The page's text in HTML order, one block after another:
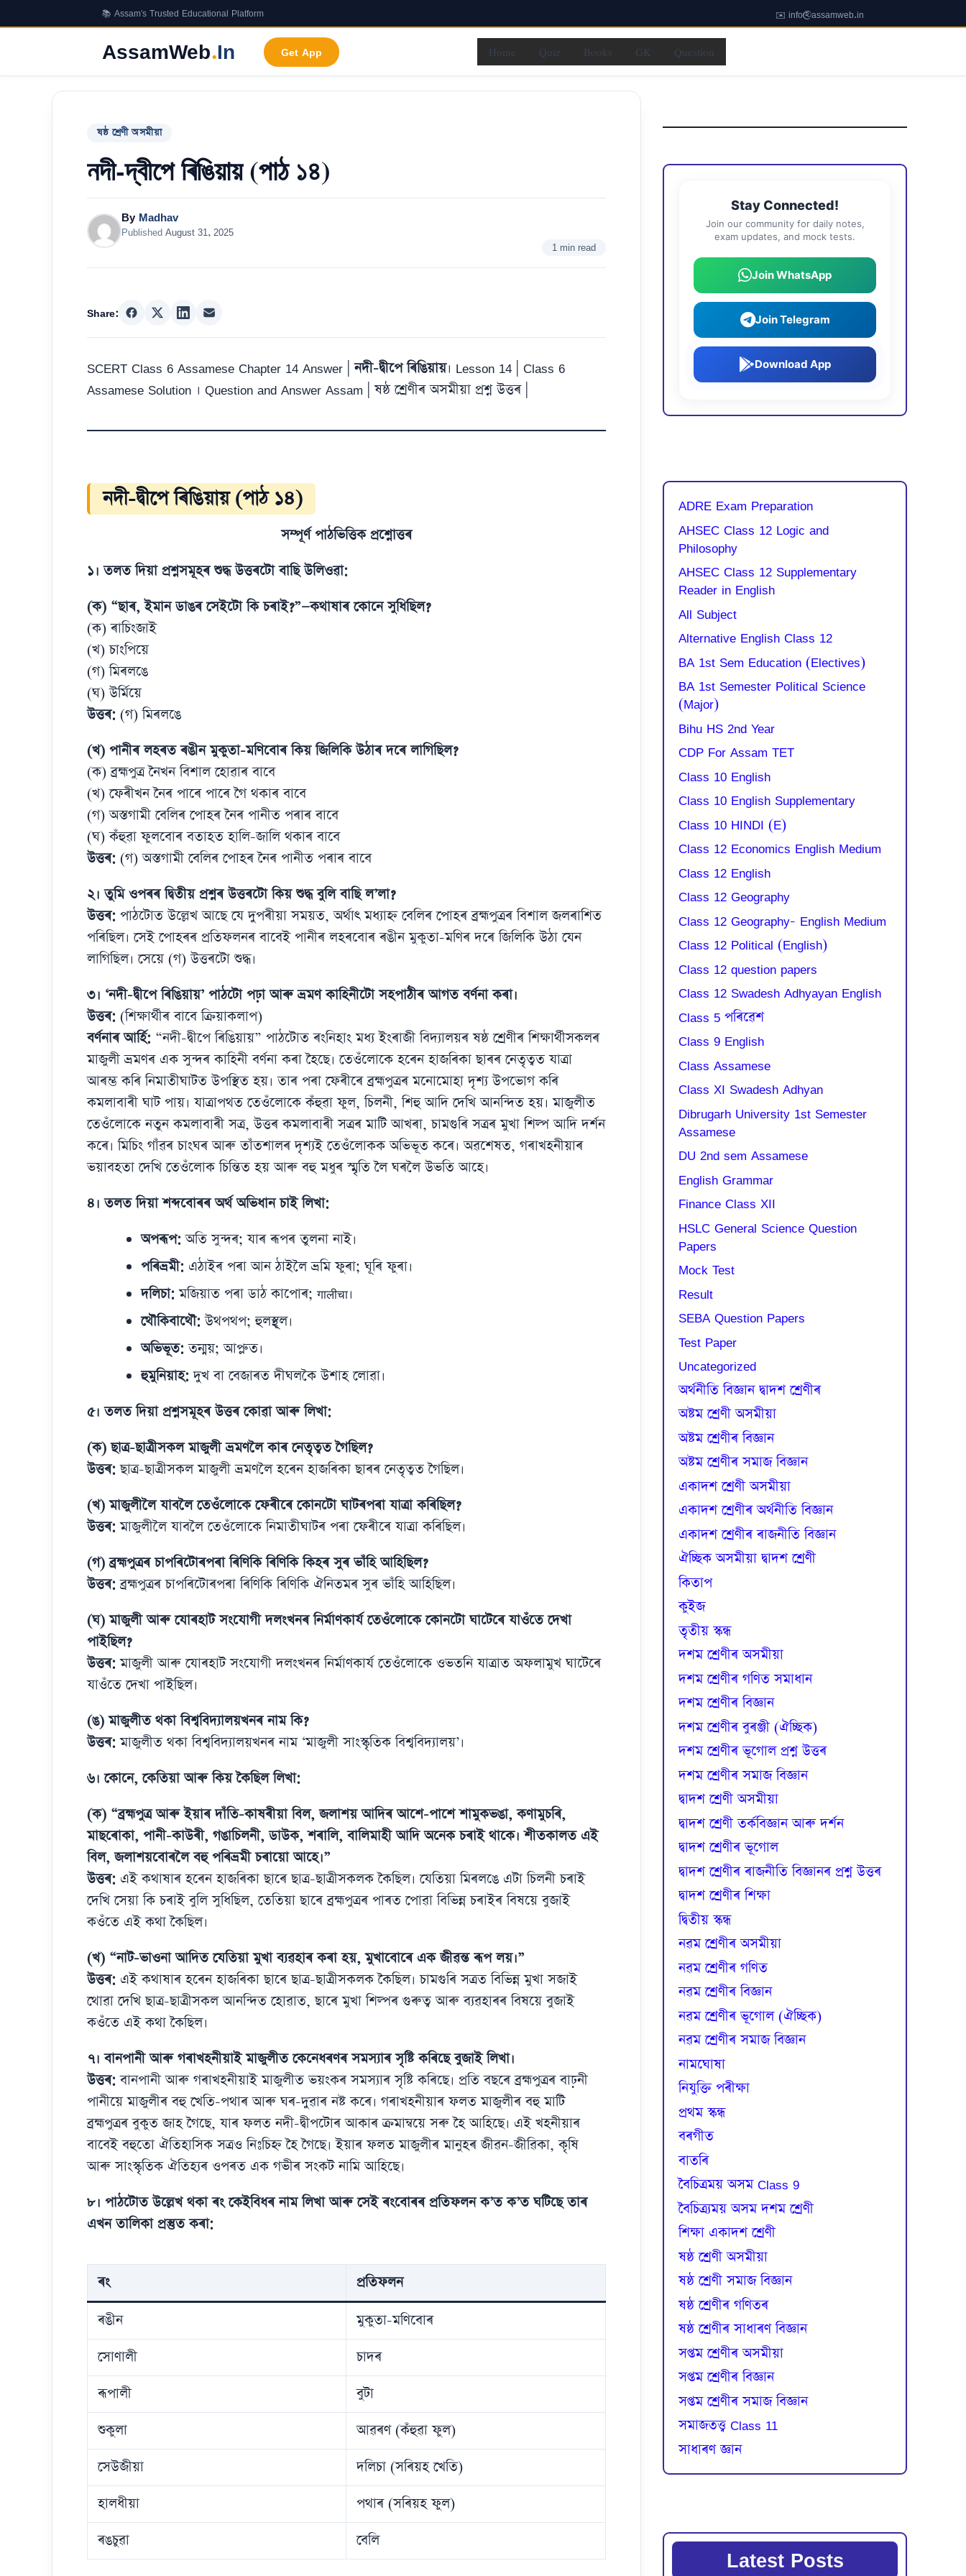
to
📚 Assam's Trusted Educational Platform ✉️ info@assamweb.in
AssamWeb.In Get App Home Quiz Books GK Question
ষষ্ঠ শ্ৰেণী অসমীয়া
নদী-দ্বীপে ৰিঙিয়ায় (পাঠ ১৪)
By Madhav
Published August 31, 2025
1 min read
Share:
SCERT Class 6 Assamese Chapter 14 Answer |নদী-দ্বীপে ৰিঙিয়ায়। Lesson 14 | Class 6
Assamese Solution । Question and Answer Assam | ষষ্ঠ শ্ৰেণীৰ অসমীয়া প্ৰশ্ন উত্তৰ |
নদী-দ্বীপে ৰিঙিয়ায় (পাঠ ১৪)
সম্পূৰ্ণ পাঠভিত্তিক প্ৰশ্নোত্তৰ
১। তলত দিয়া প্ৰশ্নসমূহৰ শুদ্ধ উত্তৰটো বাছি উলিওৱা:
(ক) “ছাৰ, ইমান ডাঙৰ সেইটো কি চৰাই?”—কথাষাৰ কোনে সুধিছিল?
(ক) ৰাচিংজাই
(খ) চাংপিয়ে
(গ) মিৰলঙে
(ঘ) উৰ্মিয়ে
উত্তৰ: (গ) মিৰলঙে
(খ) পানীৰ লহৰত ৰঙীন মুকুতা-মণিবোৰ কিয় জিলিকি উঠাৰ দৰে লাগিছিল?
(ক) ব্ৰহ্মপুত্ৰ নৈখন বিশাল হোৱাৰ বাবে
(খ) ফেৰীখন নৈৰ পাৰে পাৰে গৈ থকাৰ বাবে
(গ) অস্তগামী বেলিৰ পোহৰ নৈৰ পানীত পৰাৰ বাবে
(ঘ) কঁহুৱা ফুলবোৰ বতাহত হালি-জালি থকাৰ বাবে
উত্তৰ: (গ) অস্তগামী বেলিৰ পোহৰ নৈৰ পানীত পৰাৰ বাবে
২। তুমি ওপৰৰ দ্বিতীয় প্ৰশ্নৰ উত্তৰটো কিয় শুদ্ধ বুলি বাছি ল’লা?
উত্তৰ: পাঠটোত উল্লেখ আছে যে দুপৰীয়া সময়ত, অৰ্থাৎ মধ্যাহ্ন বেলিৰ পোহৰ ব্ৰহ্মপুত্ৰৰ বিশাল জলৰাশিত
পৰিছিল। সেই পোহৰৰ প্ৰতিফলনৰ বাবেই পানীৰ লহৰবোৰ ৰঙীন মুকুতা-মণিৰ দৰে জিলিকি উঠা যেন
লাগিছিল। সেয়ে (গ) উত্তৰটো শুদ্ধ।
৩। ‘নদী-দ্বীপে ৰিঙিয়ায়’ পাঠটো পঢ়া আৰু ভ্ৰমণ কাহিনীটো সহপাঠীৰ আগত বৰ্ণনা কৰা।
উত্তৰ: (শিক্ষাৰ্থীৰ বাবে ক্ৰিয়াকলাপ)
বৰ্ণনাৰ আৰ্হি: “নদী-দ্বীপে ৰিঙিয়ায়” পাঠটোত ৰংনিহাং মধ্য ইংৰাজী বিদ্যালয়ৰ ষষ্ঠ শ্ৰেণীৰ শিক্ষাৰ্থীসকলৰ
মাজুলী ভ্ৰমণৰ এক সুন্দৰ কাহিনী বৰ্ণনা কৰা হৈছে। তেওঁলোকে হৰেন হাজৰিকা ছাৰৰ নেতৃত্বত যাত্ৰা
আৰম্ভ কৰি নিমাতীঘাটত উপস্থিত হয়। তাৰ পৰা ফেৰীৰে ব্ৰহ্মপুত্ৰৰ মনোমোহা দৃশ্য উপভোগ কৰি
কমলাবাৰী ঘাট পায়। যাত্ৰাপথত তেওঁলোকে কঁহুৱা ফুল, চিলনী, শিহু আদি দেখি আনন্দিত হয়। মাজুলীত
তেওঁলোকে নতুন কমলাবাৰী সত্ৰ, উত্তৰ কমলাবাৰী সত্ৰৰ মাটি আখৰা, চামগুৰি সত্ৰৰ মুখা শিল্প আদি দৰ্শন
কৰে। মিচিং গাঁৱৰ চাংঘৰ আৰু তাঁতশালৰ দৃশ্যই তেওঁলোকক অভিভূত কৰে। অৱশেষত, গৰাখহনীয়াৰ
ভয়াবহতা দেখি তেওঁলোক চিন্তিত হয় আৰু বহু মধুৰ স্মৃতি লৈ ঘৰলৈ উভতি আহে।
৪। তলত দিয়া শব্দবোৰৰ অৰ্থ অভিধান চাই লিখা:
অপৰূপ: অতি সুন্দৰ; যাৰ ৰূপৰ তুলনা নাই।
পৰিভ্ৰমী: এঠাইৰ পৰা আন ঠাইলৈ ভ্ৰমি ফুৰা; ঘূৰি ফুৰা।
দলিচা: মজিয়াত পৰা ডাঠ কাপোৰ; गालीचा।
থৌকিবাথৌ: উথপথপ; হুলস্থূল।
অভিভূত: তন্ময়; আপ্লুত।
হুমুনিয়াহ: দুখ বা বেজাৰত দীঘলকৈ উশাহ লোৱা।
৫। তলত দিয়া প্ৰশ্নসমূহৰ উত্তৰ কোৱা আৰু লিখা:
(ক) ছাত্ৰ-ছাত্ৰীসকল মাজুলী ভ্ৰমণলৈ কাৰ নেতৃত্বত গৈছিল?
উত্তৰ: ছাত্ৰ-ছাত্ৰীসকল মাজুলী ভ্ৰমণলৈ হৰেন হাজৰিকা ছাৰৰ নেতৃত্বত গৈছিল।
(খ) মাজুলীলৈ যাবলৈ তেওঁলোকে ফেৰীৰে কোনটো ঘাটৰপৰা যাত্ৰা কৰিছিল?
উত্তৰ: মাজুলীলৈ যাবলৈ তেওঁলোকে নিমাতীঘাটৰ পৰা ফেৰীৰে যাত্ৰা কৰিছিল।
(গ) ব্ৰহ্মপুত্ৰৰ চাপৰিটোৰপৰা ৰিণিকি ৰিণিকি কিহৰ সুৰ ভাঁহি আহিছিল?
উত্তৰ: ব্ৰহ্মপুত্ৰৰ চাপৰিটোৰপৰা ৰিণিকি ৰিণিকি ঐনিতমৰ সুৰ ভাঁহি আহিছিল।
(ঘ) মাজুলী আৰু যোৰহাট সংযোগী দলংখনৰ নিৰ্মাণকাৰ্য তেওঁলোকে কোনটো ঘাটেৰে যাওঁতে দেখা
পাইছিল?
উত্তৰ: মাজুলী আৰু যোৰহাট সংযোগী দলংখনৰ নিৰ্মাণকাৰ্য তেওঁলোকে ওভতনি যাত্ৰাত অফলামুখ ঘাটেৰে
যাওঁতে দেখা পাইছিল।
(ঙ) মাজুলীত থকা বিশ্ববিদ্যালয়খনৰ নাম কি?
উত্তৰ: মাজুলীত থকা বিশ্ববিদ্যালয়খনৰ নাম ‘মাজুলী সাংস্কৃতিক বিশ্ববিদ্যালয়’।
৬। কোনে, কেতিয়া আৰু কিয় কৈছিল লিখা:
(ক) “ব্ৰহ্মপুত্ৰ আৰু ইয়াৰ দাঁতি-কাষৰীয়া বিল, জলাশয় আদিৰ আশে-পাশে শামুকভঙা, কণামুচৰি,
মাছৰোকা, পানী-কাউৰী, গঙাচিলনী, ডাউক, শৰালি, বালিমাহী আদি অনেক চৰাই থাকে। শীতকালত এই
বিল, জলাশয়বোৰলৈ বহু পৰিভ্ৰমী চৰায়ো আহে।”
উত্তৰ: এই কথাষাৰ হৰেন হাজৰিকা ছাৰে ছাত্ৰ-ছাত্ৰীসকলক কৈছিল। যেতিয়া মিৰলঙে এটা চিলনী চৰাই
দেখি সেয়া কি চৰাই বুলি সুধিছিল, তেতিয়া ছাৰে ব্ৰহ্মপুত্ৰৰ পাৰত পোৱা বিভিন্ন চৰাইৰ বিষয়ে বুজাই
কওঁতে এই কথা কৈছিল।
(খ) “নাট-ভাওনা আদিত যেতিয়া মুখা ব্যৱহাৰ কৰা হয়, মুখাবোৰে এক জীৱন্ত ৰূপ লয়।”
উত্তৰ: এই কথাষাৰ হৰেন হাজৰিকা ছাৰে ছাত্ৰ-ছাত্ৰীসকলক কৈছিল। চামগুৰি সত্ৰত বিভিন্ন মুখা সজাই
থোৱা দেখি ছাত্ৰ-ছাত্ৰীসকল আনন্দিত হোৱাত, ছাৰে মুখা শিল্পৰ গুৰুত্ব আৰু ব্যৱহাৰৰ বিষয়ে বুজাই
কওঁতে এই কথা কৈছিল।
৭। বানপানী আৰু গৰাখহনীয়াই মাজুলীত কেনেধৰণৰ সমস্যাৰ সৃষ্টি কৰিছে বুজাই লিখা।
উত্তৰ: বানপানী আৰু গৰাখহনীয়াই মাজুলীত ভয়ংকৰ সমস্যাৰ সৃষ্টি কৰিছে। প্ৰতি বছৰে ব্ৰহ্মপুত্ৰৰ বাঢ়নী
পানীয়ে মাজুলীৰ বহু খেতি-পথাৰ আৰু ঘৰ-দুৱাৰ নষ্ট কৰে। গৰাখহনীয়াৰ ফলত মাজুলীৰ বহু মাটি
ব্ৰহ্মপুত্ৰৰ বুকুত জাহ গৈছে, যাৰ ফলত নদী-দ্বীপটোৰ আকাৰ ক্ৰমান্বয়ে সৰু হৈ আহিছে। এই খহনীয়াৰ
বাবেই বহুতো ঐতিহাসিক সত্ৰও নিঃচিহ্ন হৈ গৈছে। ইয়াৰ ফলত মাজুলীৰ মানুহৰ জীৱন-জীৱিকা, কৃষি
আৰু সাংস্কৃতিক ঐতিহ্যৰ ওপৰত এক গভীৰ সংকট নামি আহিছে।
৮। পাঠটোত উল্লেখ থকা ৰং কেইবিধৰ নাম লিখা আৰু সেই ৰংবোৰৰ প্ৰতিফলন ক’ত ক’ত ঘটিছে তাৰ
এখন তালিকা প্ৰস্তুত কৰা:
ৰং
প্ৰতিফলন
ৰঙীন
মুকুতা-মণিবোৰ
সোণালী
চাদৰ
ৰূপালী
বুটা
শুকুলা
আৱৰণ (কঁহুৱা ফুল)
সেউজীয়া
দলিচা (সৰিয়হ খেতি)
হালধীয়া
পথাৰ (সৰিয়হ ফুল)
ৰঙচুৱা
বেলি
Stay Connected!
Join our community for daily notes,
exam updates, and mock tests.
Join WhatsApp
Join Telegram
Download App
ADRE Exam Preparation
AHSEC Class 12 Logic and
Philosophy
AHSEC Class 12 Supplementary
Reader in English
All Subject
Alternative English Class 12
BA 1st Sem Education (Electives)
BA 1st Semester Political Science
(Major)
Bihu HS 2nd Year
CDP For Assam TET
Class 10 English
Class 10 English Supplementary
Class 10 HINDI (E)
Class 12 Economics English Medium
Class 12 English
Class 12 Geography
Class 12 Geography- English Medium
Class 12 Political (English)
Class 12 question papers
Class 12 Swadesh Adhyayan English
Class 5 পৰিৱেশ
Class 9 English
Class Assamese
Class XI Swadesh Adhyan
Dibrugarh University 1st Semester
Assamese
DU 2nd sem Assamese
English Grammar
Finance Class XII
HSLC General Science Question
Papers
Mock Test
Result
SEBA Question Papers
Test Paper
Uncategorized
অৰ্থনীতি বিজ্ঞান দ্বাদশ শ্ৰেণীৰ
অষ্টম শ্ৰেণী অসমীয়া
অষ্টম শ্ৰেণীৰ বিজ্ঞান
অষ্টম শ্ৰেণীৰ সমাজ বিজ্ঞান
একাদশ শ্ৰেণী অসমীয়া
একাদশ শ্ৰেণীৰ অৰ্থনীতি বিজ্ঞান
একাদশ শ্ৰেণীৰ ৰাজনীতি বিজ্ঞান
ঐচ্ছিক অসমীয়া দ্বাদশ শ্ৰেণী
কিতাপ
কুইজ
তৃতীয় স্কন্ধ
দশম শ্ৰেণীৰ অসমীয়া
দশম শ্ৰেণীৰ গণিত সমাধান
দশম শ্ৰেণীৰ বিজ্ঞান
দশম শ্ৰেণীৰ বুৰঞ্জী (ঐচ্ছিক)
দশম শ্ৰেণীৰ ভূগোল প্ৰশ্ন উত্তৰ
দশম শ্ৰেণীৰ সমাজ বিজ্ঞান
দ্বাদশ শ্ৰেণী অসমীয়া
দ্বাদশ শ্ৰেণী তৰ্কবিজ্ঞান আৰু দৰ্শন
দ্বাদশ শ্ৰেণীৰ ভূগোল
দ্বাদশ শ্ৰেণীৰ ৰাজনীতি বিজ্ঞানৰ প্ৰশ্ন উত্তৰ
দ্বাদশ শ্ৰেণীৰ শিক্ষা
দ্বিতীয় স্কন্ধ
নৱম শ্ৰেণীৰ অসমীয়া
নৱম শ্ৰেণীৰ গণিত
নৱম শ্ৰেণীৰ বিজ্ঞান
নৱম শ্ৰেণীৰ ভূগোল (ঐচ্ছিক)
নৱম শ্ৰেণীৰ সমাজ বিজ্ঞান
নামঘোষা
নিযুক্তি পৰীক্ষা
প্রথম স্কন্ধ
বৰগীত
বাতৰি
বৈচিত্রময় অসম Class 9
বৈচিত্র্যময় অসম দশম শ্ৰেণী
শিক্ষা একাদশ শ্ৰেণী
ষষ্ঠ শ্ৰেণী অসমীয়া
ষষ্ঠ শ্ৰেণী সমাজ বিজ্ঞান
ষষ্ঠ শ্ৰেণীৰ গণিতৰ
ষষ্ঠ শ্ৰেণীৰ সাধাৰণ বিজ্ঞান
সপ্তম শ্ৰেণীৰ অসমীয়া
সপ্তম শ্ৰেণীৰ বিজ্ঞান
সপ্তম শ্ৰেণীৰ সমাজ বিজ্ঞান
সমাজতত্ত্ব Class 11
সাধাৰণ জ্ঞান
Latest Posts